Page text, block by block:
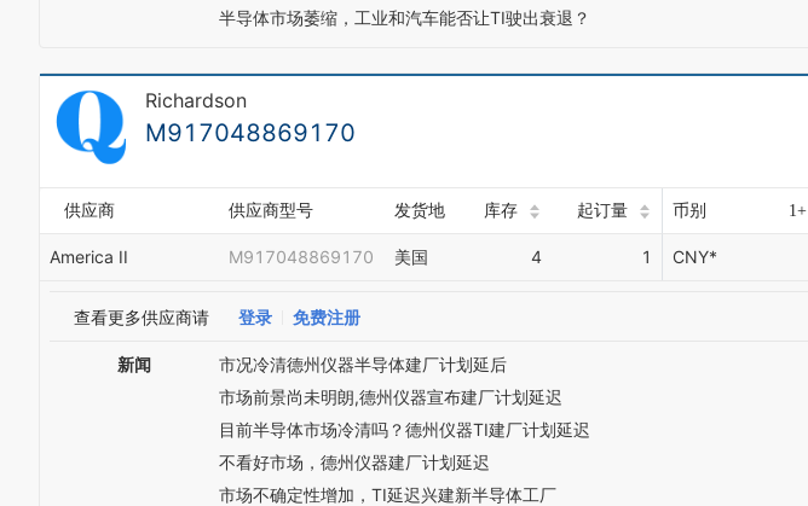
半导体市场萎缩，工业和汽车能否让TI驶出衰退？
Richardson
M917048869170
供应商 供应商型号 发货地 库存 起订量 币别 1+
America II M917048869170 美国 4 1 CNY*
查看更多供应商请 登录 免费注册
新闻 市况冷清德州仪器半导体建厂计划延后
市场前景尚未明朗,德州仪器宣布建厂计划延迟
目前半导体市场冷清吗？德州仪器TI建厂计划延迟
不看好市场，德州仪器建厂计划延迟
市场不确定性增加，TI延迟兴建新半导体工厂